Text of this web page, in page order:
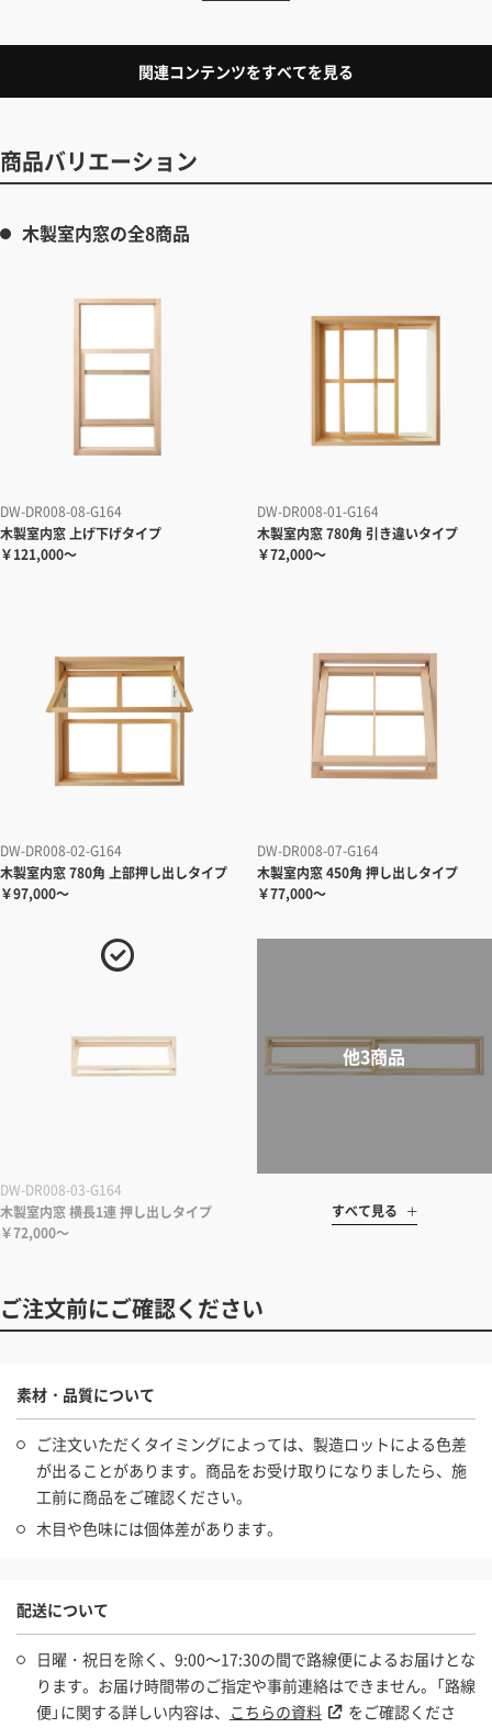
関連コンテンツをすべてを見る
商品バリエーション
木製室内窓の全8商品
DW-DR008-08-G164
木製室内窓 上げ下げタイプ
￥121,000～
DW-DR008-01-G164
木製室内窓 780角 引き違いタイプ
￥72,000～
DW-DR008-02-G164
木製室内窓 780角 上部押し出しタイプ
￥97,000～
DW-DR008-07-G164
木製室内窓 450角 押し出しタイプ
￥77,000～
DW-DR008-03-G164
木製室内窓 横長1連 押し出しタイプ
￥72,000～
すべて見る
ご注文前にご確認ください
素材・品質について
ご注文いただくタイミングによっては、製造ロットによる色差
が出ることがあります。商品をお受け取りになりましたら、施
工前に商品をご確認ください。
木目や色味には個体差があります。
配送について
日曜・祝日を除く、9:00～17:30の間で路線便によるお届けとな
ります。お届け時間帯のご指定や事前連絡はできません。「路線
便」に関する詳しい内容は、 こちらの資料
をご確認くださ